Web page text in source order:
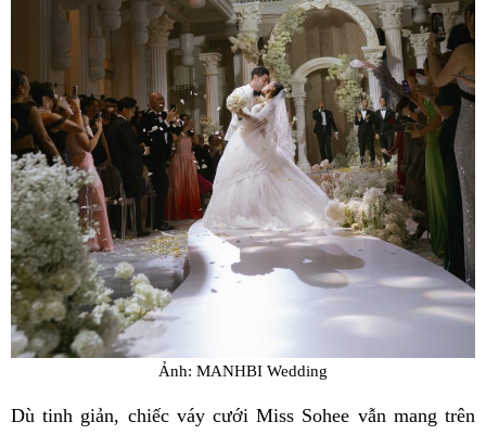
Ảnh: MANHBI Wedding
Dù tinh giản, chiếc váy cưới Miss Sohee vẫn mang trên